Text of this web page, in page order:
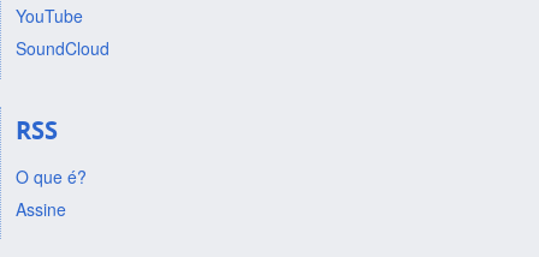
YouTube
SoundCloud
RSS
O que é?
Assine